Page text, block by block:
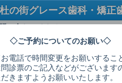
杜の街グレース歯科・矯正
い合わせください
望日 予約希望時間 個人情報入力 予
◇ご予約についてのお願い◇
電話で時間変更をお願いするこ
診票のご記入などがございます
きますようお願いいたします。